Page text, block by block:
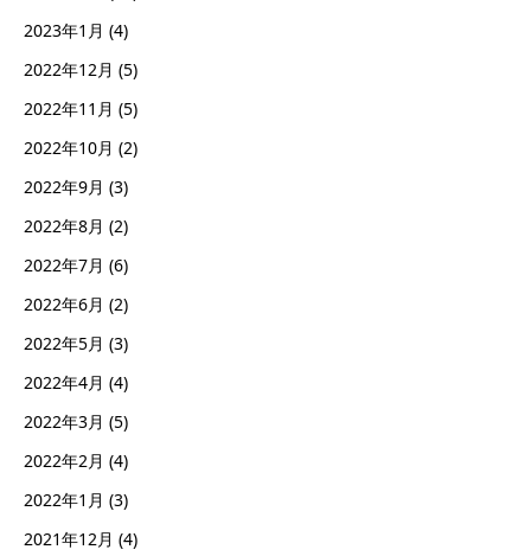
2023年1月 (4)
2022年12月 (5)
2022年11月 (5)
2022年10月 (2)
2022年9月 (3)
2022年8月 (2)
2022年7月 (6)
2022年6月 (2)
2022年5月 (3)
2022年4月 (4)
2022年3月 (5)
2022年2月 (4)
2022年1月 (3)
2021年12月 (4)